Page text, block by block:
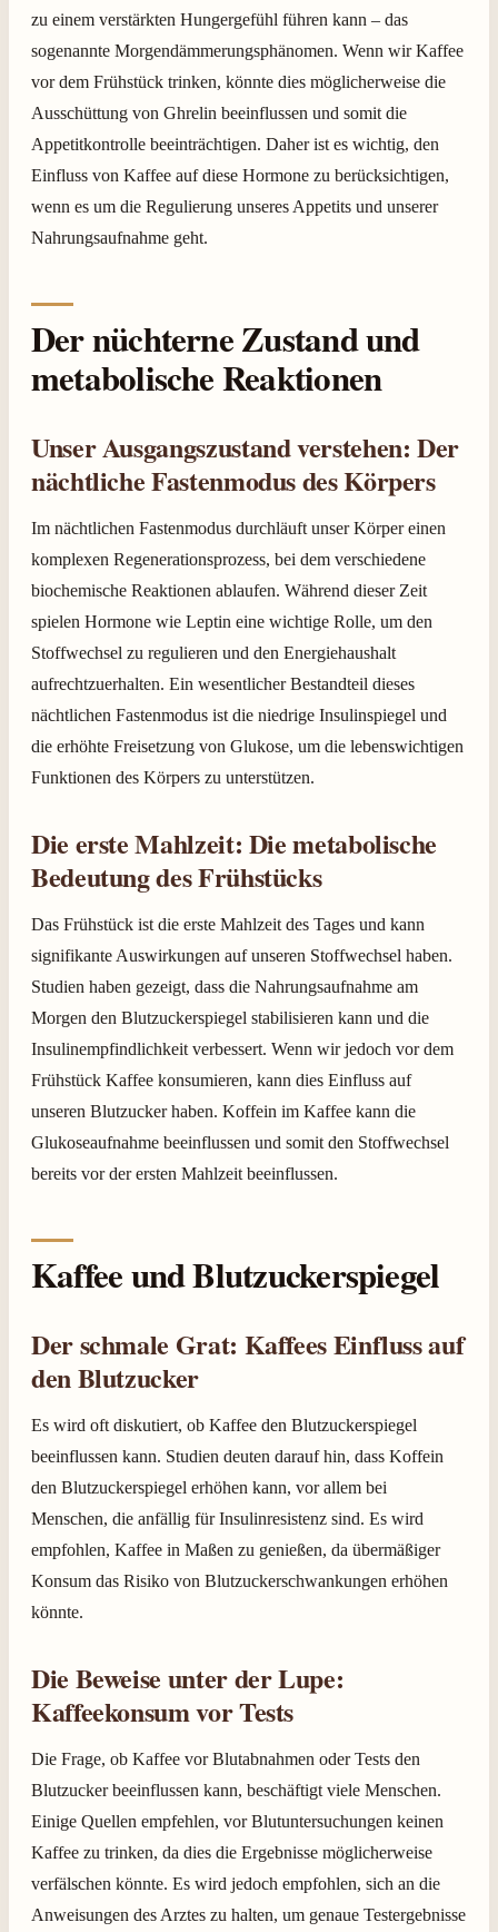
zu einem verstärkten Hungergefühl führen kann – das
sogenannte Morgendämmerungsphänomen. Wenn wir Kaffee
vor dem Frühstück trinken, könnte dies möglicherweise die
Ausschüttung von Ghrelin beeinflussen und somit die
Appetitkontrolle beeinträchtigen. Daher ist es wichtig, den
Einfluss von Kaffee auf diese Hormone zu berücksichtigen,
wenn es um die Regulierung unseres Appetits und unserer
Nahrungsaufnahme geht.
Der nüchterne Zustand und
metabolische Reaktionen
Unser Ausgangszustand verstehen: Der
nächtliche Fastenmodus des Körpers
Im nächtlichen Fastenmodus durchläuft unser Körper einen
komplexen Regenerationsprozess, bei dem verschiedene
biochemische Reaktionen ablaufen. Während dieser Zeit
spielen Hormone wie Leptin eine wichtige Rolle, um den
Stoffwechsel zu regulieren und den Energiehaushalt
aufrechtzuerhalten. Ein wesentlicher Bestandteil dieses
nächtlichen Fastenmodus ist die niedrige Insulinspiegel und
die erhöhte Freisetzung von Glukose, um die lebenswichtigen
Funktionen des Körpers zu unterstützen.
Die erste Mahlzeit: Die metabolische
Bedeutung des Frühstücks
Das Frühstück ist die erste Mahlzeit des Tages und kann
signifikante Auswirkungen auf unseren Stoffwechsel haben.
Studien haben gezeigt, dass die Nahrungsaufnahme am
Morgen den Blutzuckerspiegel stabilisieren kann und die
Insulinempfindlichkeit verbessert. Wenn wir jedoch vor dem
Frühstück Kaffee konsumieren, kann dies Einfluss auf
unseren Blutzucker haben. Koffein im Kaffee kann die
Glukoseaufnahme beeinflussen und somit den Stoffwechsel
bereits vor der ersten Mahlzeit beeinflussen.
Kaffee und Blutzuckerspiegel
Der schmale Grat: Kaffees Einfluss auf
den Blutzucker
Es wird oft diskutiert, ob Kaffee den Blutzuckerspiegel
beeinflussen kann. Studien deuten darauf hin, dass Koffein
den Blutzuckerspiegel erhöhen kann, vor allem bei
Menschen, die anfällig für Insulinresistenz sind. Es wird
empfohlen, Kaffee in Maßen zu genießen, da übermäßiger
Konsum das Risiko von Blutzuckerschwankungen erhöhen
könnte.
Die Beweise unter der Lupe:
Kaffeekonsum vor Tests
Die Frage, ob Kaffee vor Blutabnahmen oder Tests den
Blutzucker beeinflussen kann, beschäftigt viele Menschen.
Einige Quellen empfehlen, vor Blutuntersuchungen keinen
Kaffee zu trinken, da dies die Ergebnisse möglicherweise
verfälschen könnte. Es wird jedoch empfohlen, sich an die
Anweisungen des Arztes zu halten, um genaue Testergebnisse